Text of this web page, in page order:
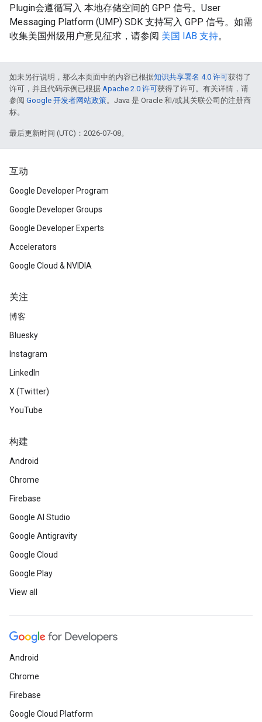
Plugin会遵循写入 本地存储空间的 GPP 信号。User
Messaging Platform (UMP) SDK 支持写入 GPP 信号。如需
收集美国州级用户意见征求，请参阅 美国 IAB 支持。
如未另行说明，那么本页面中的内容已根据知识共享署名 4.0 许可获得了
许可，并且代码示例已根据 Apache 2.0 许可获得了许可。有关详情，请
参阅 Google 开发者网站政策。Java 是 Oracle 和/或其关联公司的注册商
标。
最后更新时间 (UTC)：2026-07-08。
互动
Google Developer Program
Google Developer Groups
Google Developer Experts
Accelerators
Google Cloud & NVIDIA
关注
博客
Bluesky
Instagram
LinkedIn
X (Twitter)
YouTube
构建
Android
Chrome
Firebase
Google AI Studio
Google Antigravity
Google Cloud
Google Play
View all
Android
Chrome
Firebase
Google Cloud Platform